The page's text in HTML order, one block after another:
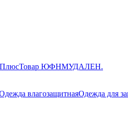
ПлюсТовар ЮФНМУДАЛЕН.
влагозащитнаяОдежда для